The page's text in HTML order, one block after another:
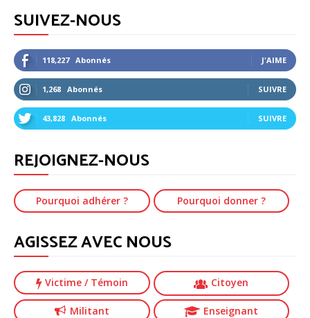
SUIVEZ-NOUS
118,227 Abonnés J'AIME
1,268 Abonnés SUIVRE
43,828 Abonnés SUIVRE
REJOIGNEZ-NOUS
Pourquoi adhérer ? Pourquoi donner ?
AGISSEZ AVEC NOUS
Victime / Témoin Citoyen
Militant Enseignant